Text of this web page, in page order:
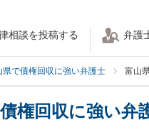
相談を投稿する 弁護
県で債権回収に強い弁護士 富山
権回収に強い弁